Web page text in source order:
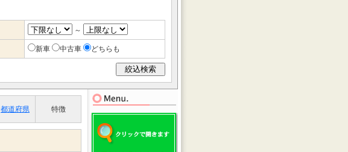
～
新車 中古車 どちらも
都道府県 特徴